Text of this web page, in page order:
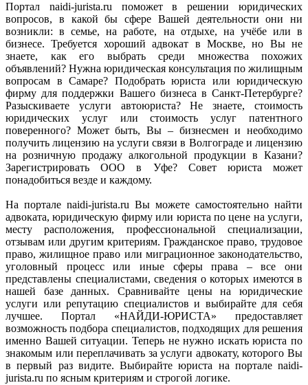
Портал naidi-jurista.ru поможет в решении юридических
вопросов, в какой бы сфере Вашей деятельности они ни
возникли: в семье, на работе, на отдыхе, на учёбе или в
бизнесе. Требуется хороший адвокат в Москве, но Вы не
знаете, как его выбрать среди множества похожих
объявлений? Нужна юридическая консультация по жилищным
вопросам в Самаре? Подобрать юриста или юридическую
фирму для поддержки Вашего бизнеса в Санкт-Петербурге?
Разыскиваете услуги автоюриста? Не знаете, стоимость
юридических услуг или стоимость услуг патентного
поверенного? Может быть, Вы – бизнесмен и необходимо
получить лицензию на услуги связи в Волгограде и лицензию
на розничную продажу алкогольной продукции в Казани?
Зарегистрировать ООО в Уфе? Совет юриста может
понадобиться везде и каждому.
На портале naidi-jurista.ru Вы можете самостоятельно найти
адвоката, юридическую фирму или юриста по цене на услуги,
месту расположения, профессиональной специализации,
отзывам или другим критериям. Гражданское право, трудовое
право, жилищное право или миграционное законодательство,
уголовный процесс или иные сферы права – все они
представлены специалистами, сведения о которых имеются в
нашей базе данных. Сравнивайте цены на юридические
услуги или репутацию специалистов и выбирайте для себя
лучшее. Портал «НАЙДИ-ЮРИСТА» предоставляет
возможность подбора специалистов, подходящих для решения
именно Вашей ситуации. Теперь не нужно искать юриста по
знакомым или переплачивать за услуги адвокату, которого Вы
в первый раз видите. Выбирайте юриста на портале naidi-
jurista.ru по ясным критериям и строгой логике.